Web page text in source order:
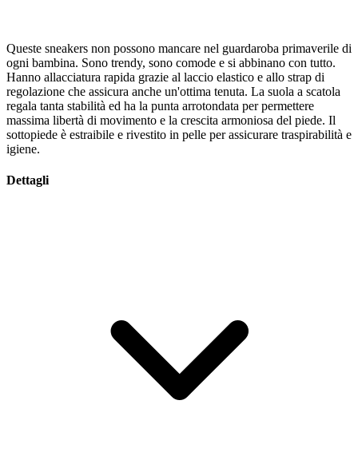
Queste sneakers non possono mancare nel guardaroba primaverile di
ogni bambina. Sono trendy, sono comode e si abbinano con tutto.
Hanno allacciatura rapida grazie al laccio elastico e allo strap di
regolazione che assicura anche un'ottima tenuta. La suola a scatola
regala tanta stabilità ed ha la punta arrotondata per permettere
massima libertà di movimento e la crescita armoniosa del piede. Il
sottopiede è estraibile e rivestito in pelle per assicurare traspirabilità e
igiene.
Dettagli